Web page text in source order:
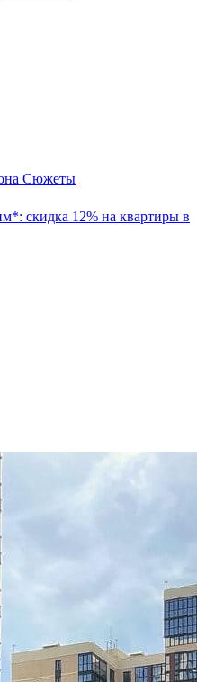
Сюжеты
скидка 12% на квартиры в